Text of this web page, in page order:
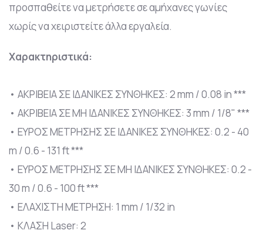
προσπαθείτε να μετρήσετε σε αμήχανες γωνίες
χωρίς να χειριστείτε άλλα εργαλεία.
Χαρακτηριστικά:
• ΑΚΡΙΒΕΙΑ ΣΕ ΙΔΑΝΙΚΕΣ ΣΥΝΘΗΚΕΣ: 2 mm / 0.08 in ***
• ΑΚΡΙΒΕΙΑ ΣΕ ΜΗ ΙΔΑΝΙΚΕΣ ΣΥΝΘΗΚΕΣ: 3 mm / 1/8" ***
• ΕΥΡΟΣ ΜΕΤΡΗΣΗΣ ΣΕ ΙΔΑΝΙΚΕΣ ΣΥΝΘΗΚΕΣ: 0.2 - 40
m / 0.6 - 131 ft ***
• ΕΥΡΟΣ ΜΕΤΡΗΣΗΣ ΣΕ ΜΗ ΙΔΑΝΙΚΕΣ ΣΥΝΘΗΚΕΣ: 0.2 -
30 m / 0.6 - 100 ft ***
• ΕΛΑΧΙΣΤΗ ΜΕΤΡΗΣΗ: 1 mm / 1/32 in
• ΚΛΑΣΗ Laser: 2